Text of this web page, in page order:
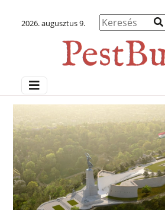
2026. augusztus 9.